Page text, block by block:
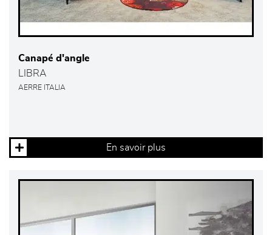
Canapé d'angle
LIBRA
AERRE ITALIA
En savoir plus